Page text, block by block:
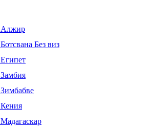
Алжир
Ботсвана Без виз
Египет
Замбия
Зимбабве
Кения
Мадагаскар